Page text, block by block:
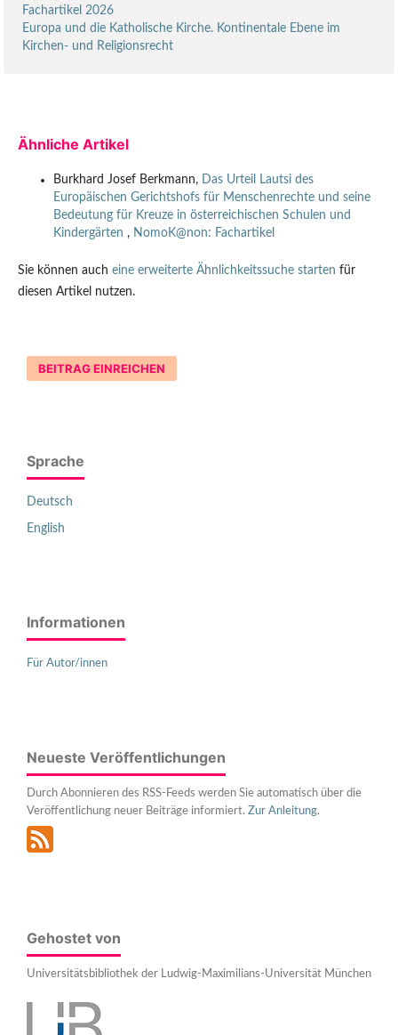
Fachartikel 2026
Europa und die Katholische Kirche. Kontinentale Ebene im
Kirchen- und Religionsrecht
Ähnliche Artikel
Burkhard Josef Berkmann, Das Urteil Lautsi des
Europäischen Gerichtshofs für Menschenrechte und seine
Bedeutung für Kreuze in österreichischen Schulen und
Kindergärten , NomoK@non: Fachartikel
Sie können auch eine erweiterte Ähnlichkeitssuche starten für
diesen Artikel nutzen.
BEITRAG EINREICHEN
Sprache
Deutsch
English
Informationen
Für Autor/innen
Neueste Veröffentlichungen
Durch Abonnieren des RSS-Feeds werden Sie automatisch über die
Veröffentlichung neuer Beiträge informiert. Zur Anleitung.
Gehostet von
Universitätsbibliothek der Ludwig-Maximilians-Universität München